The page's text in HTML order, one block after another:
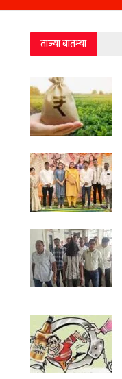
ताज्या बातम्या